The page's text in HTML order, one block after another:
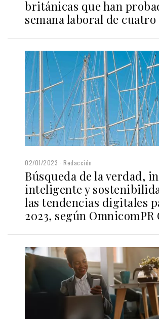
británicas que han
semana laboral de cuatro
02/01/2023 Redacción
Búsqueda de la verdad,
inteligente y
las tendencias digitales
2023, según OmnicomPR